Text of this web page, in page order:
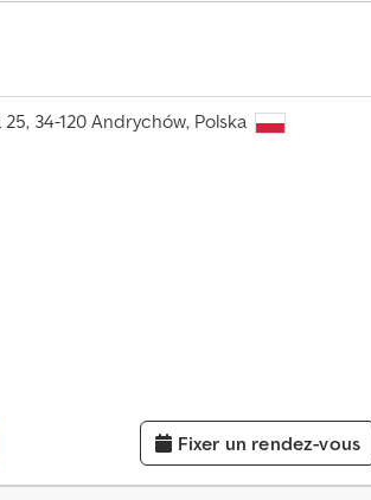
25, 34-120 Andrychów, Polska
Fixer un rendez-vous